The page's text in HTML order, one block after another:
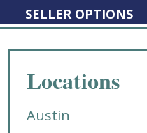
SELLER OPTIONS
Locations
Austin